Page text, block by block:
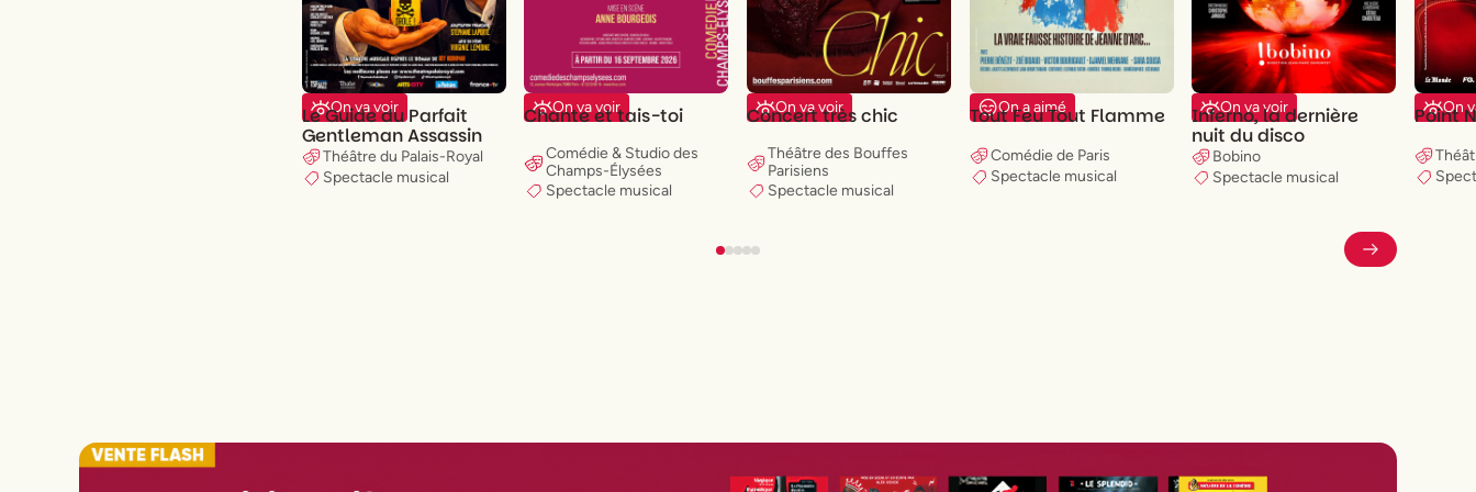
On va voir
Le Guide du Parfait
Gentleman Assassin
Théâtre du Palais-Royal
Spectacle musical
On va voir
Chante et tais-toi
Comédie & Studio des
Champs-Élysées
Spectacle musical
On va voir
Concert très chic
Théâtre des Bouffes
Parisiens
Spectacle musical
On a aimé
Tout Feu Tout Flamme
Comédie de Paris
Spectacle musical
On va voir
Inferno, la dernière
nuit du disco
Bobino
Spectacle musical
On
Point